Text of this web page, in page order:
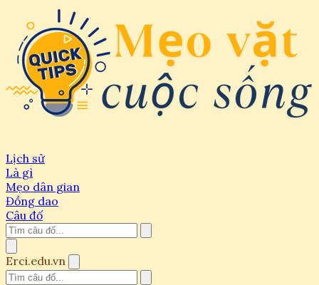
Lịch sử
Là gì
Mẹo dân gian
Đồng dao
Câu đố
Erci.edu.vn